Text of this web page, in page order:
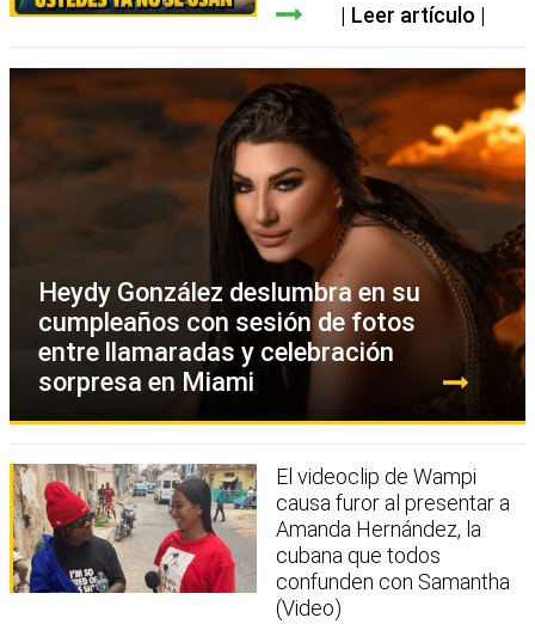
Leer artículo
Heydy González deslumbra en su
cumpleaños con sesión de fotos
entre llamaradas y celebración
sorpresa en Miami
El videoclip de Wampi
causa furor al presentar a
Amanda Hernández, la
cubana que todos
confunden con Samantha
(Video)